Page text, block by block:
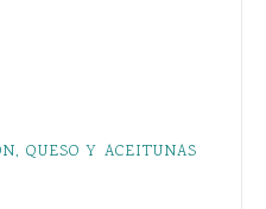
QUESO Y ACEITUNAS